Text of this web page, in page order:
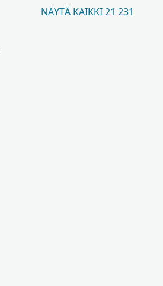
NÄYTÄ KAIKKI 21 231